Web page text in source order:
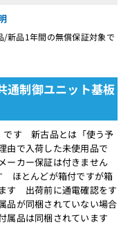
新品1年間の無償保証対象で
通制御ユニット基板
す 新古品とは「使う予
由で入荷した未使用品で
カー保証は付きません
ほとんどが箱付ですが箱
す 出荷前に通電確認をす
が同梱されていない場合
属品は同梱されています